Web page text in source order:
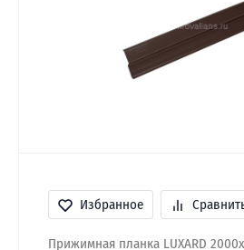
Избранное
Прижимная планка LUXARD